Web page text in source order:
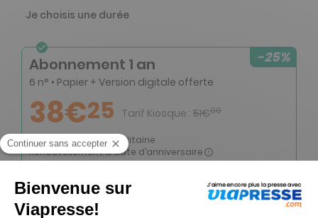
Je choisis une durée
-25%
Abonnement 1 an
6 n° • Papier + Version digitale offerte
38€25 Tarif Kiosque : 51€00
Tarif France métropolitaine
Renouvellement à date d’anniversaire
-32%
Abonnement 2 ans
12 n° • Papier + Version digitale offerte + 4 HS